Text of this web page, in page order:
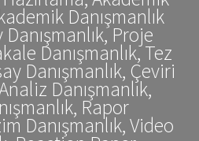
Danışmanlık
Proje
Danışmanlık, Tez
Danışmanlık, Çeviri
Danışmanlık,
Rapor
Danışmanlık, Video